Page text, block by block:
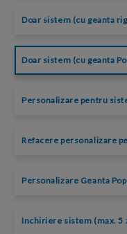
Doar sistem (cu geanta
Doar sistem (cu geanta
Personalizare pentru
Refacere personalizare
Personalizare Geanta
Inchiriere sistem (max. 5